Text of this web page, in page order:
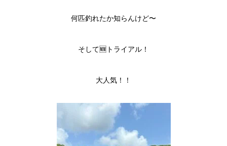
何匹釣れたか知らんけど〜
そして🆕トライアル！
大人気！！